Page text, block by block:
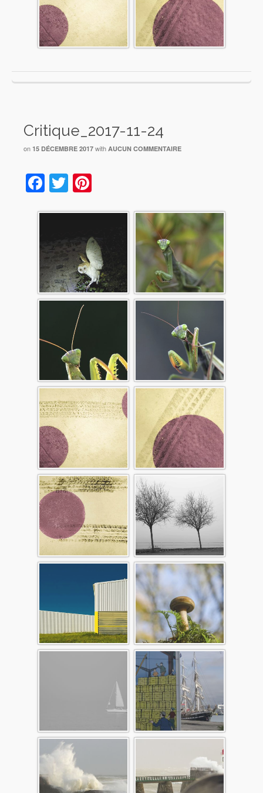
Critique_2017-11-24
on 15 DÉCEMBRE 2017 with AUCUN COMMENTAIRE
Facebook
Twitter